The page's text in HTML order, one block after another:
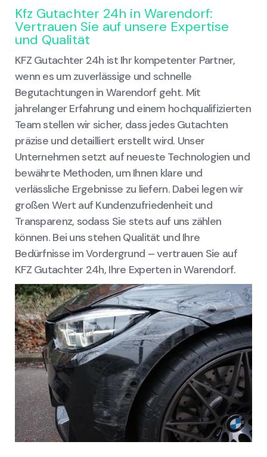
Kfz Gutachter 24h in Warendorf:
Vertrauen Sie auf unsere Expertise
und Qualität
KFZ Gutachter 24h ist Ihr kompetenter Partner,
wenn es um zuverlässige und schnelle
Begutachtungen in Warendorf geht. Mit
jahrelanger Erfahrung und einem hochqualifizierten
Team stellen wir sicher, dass jedes Gutachten
präzise und detailliert erstellt wird. Unser
Unternehmen setzt auf neueste Technologien und
bewährte Methoden, um Ihnen klare und
verlässliche Ergebnisse zu liefern. Dabei legen wir
großen Wert auf Kundenzufriedenheit und
Transparenz, sodass Sie stets auf uns zählen
können. Bei uns stehen Qualität und Ihre
Bedürfnisse im Vordergrund – vertrauen Sie auf
KFZ Gutachter 24h, Ihre Experten in Warendorf.